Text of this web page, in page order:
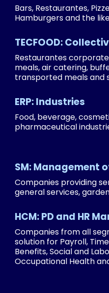
Bars, Restaurantes,
Hamburgers and the
TECFOOD:
Restaurantes
meals, air catering,
transported meals and
ERP: Industries
Food, beverage,
pharmaceutical
SM: Management
Companies providing
general services,
HCM: PD and HR
Companies from all
solution for Payroll,
Benefits, Social and
Occupational Health